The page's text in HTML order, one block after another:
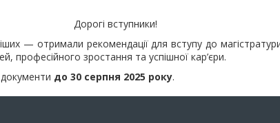
Дорогі вступники!
— отримали рекомендації для вступу до
професійного зростання та успішної кар’єри.
до 30 серпня 2025 року.